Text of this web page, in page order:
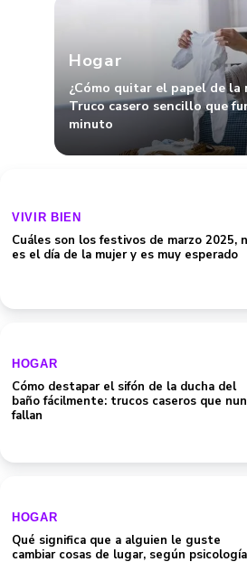
¿Cómo quitar el papel de la
Truco casero sencillo que
minuto
es el día de la mujer y es muy esperado
baño fácilmente: trucos caseros que
fallan
cambiar cosas de lugar, según psicología:
¿es grave?